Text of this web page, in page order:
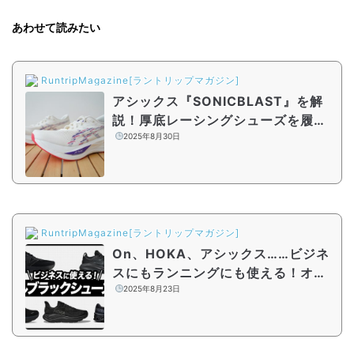
あわせて読みたい
RuntripMagazine[ラントリップマガジン]
アシックス『SONICBLAST』を解
説！厚底レーシングシューズを履く
ランナーのトレーニングモデルにお
2025年8月30日
RuntripMagazine[ラントリップマガジン]
On、HOKA、アシックス……ビジネ
スにもランニングにも使える！オー
ルブラックシューズ5選
2025年8月23日